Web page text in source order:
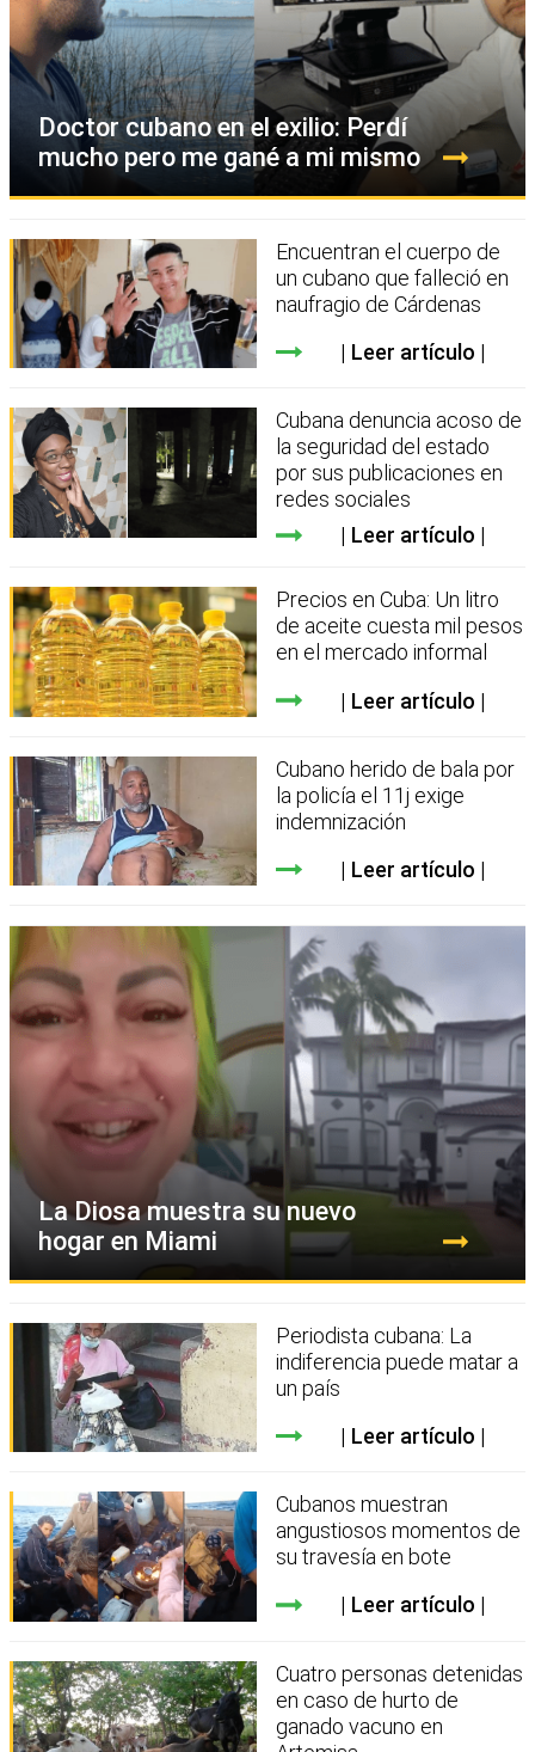
Doctor cubano en el exilio: Perdí
mucho pero me gané a mi mismo
Encuentran el cuerpo de
un cubano que falleció en
naufragio de Cárdenas
Leer artículo
Cubana denuncia acoso de
la seguridad del estado
por sus publicaciones en
redes sociales
Leer artículo
Precios en Cuba: Un litro
de aceite cuesta mil pesos
en el mercado informal
Leer artículo
Cubano herido de bala por
la policía el 11j exige
indemnización
Leer artículo
La Diosa muestra su nuevo
hogar en Miami
Periodista cubana: La
indiferencia puede matar a
un país
Leer artículo
Cubanos muestran
angustiosos momentos de
su travesía en bote
Leer artículo
Cuatro personas detenidas
en caso de hurto de
ganado vacuno en